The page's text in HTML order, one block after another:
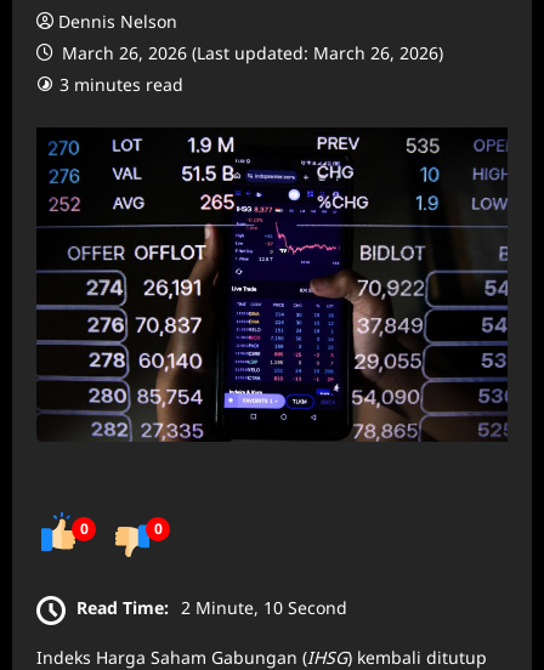
Dennis Nelson
March 26, 2026 (Last updated: March 26, 2026)
3 minutes read
0 0
Read Time: 2 Minute, 10 Second
Indeks Harga Saham Gabungan (IHSG) kembali ditutup